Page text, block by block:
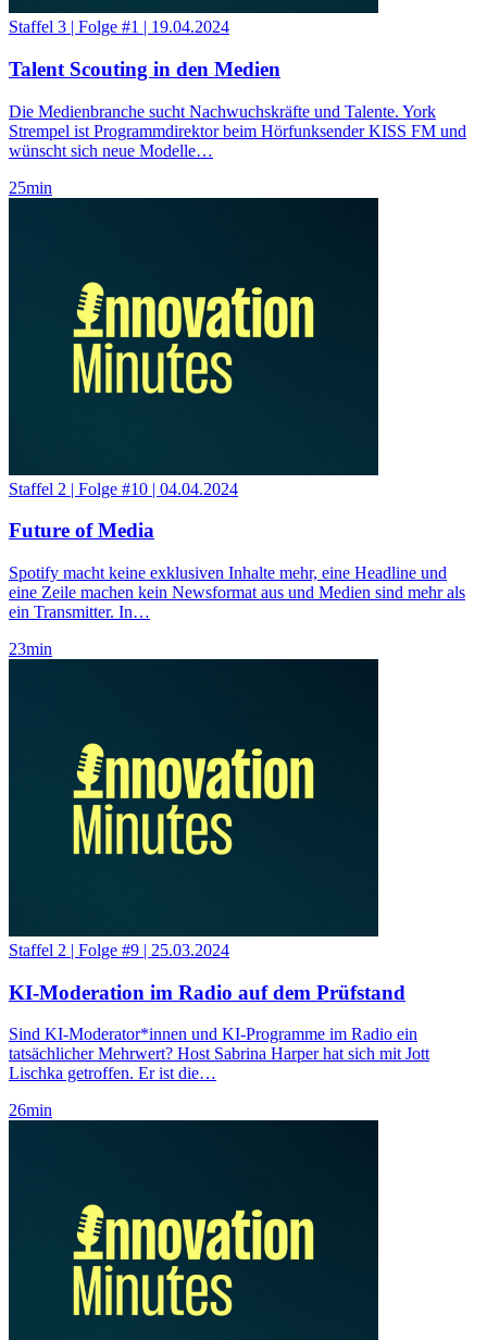
Staffel 3 | Folge #1 | 19.04.2024
Talent Scouting in den Medien
Die Medienbranche sucht Nachwuchskräfte und Talente. York
Strempel ist Programmdirektor beim Hörfunksender KISS FM und
wünscht sich neue Modelle…
25min
Staffel 2 | Folge #10 | 04.04.2024
Future of Media
Spotify macht keine exklusiven Inhalte mehr, eine Headline und
eine Zeile machen kein Newsformat aus und Medien sind mehr als
ein Transmitter. In…
23min
Staffel 2 | Folge #9 | 25.03.2024
KI-Moderation im Radio auf dem Prüfstand
Sind KI-Moderator*innen und KI-Programme im Radio ein
tatsächlicher Mehrwert? Host Sabrina Harper hat sich mit Jott
Lischka getroffen. Er ist die…
26min